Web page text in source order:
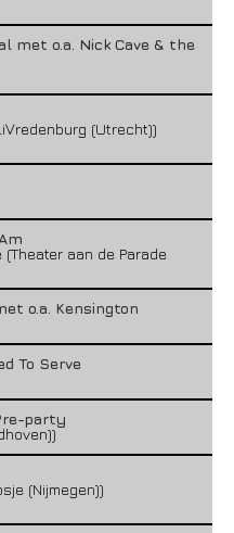
met o.a. Nick Cave & the
(Utrecht))
aan de Parade
o.a. Kensington
To Serve
party
(Nijmegen))